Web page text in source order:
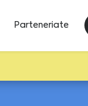
Parteneriate